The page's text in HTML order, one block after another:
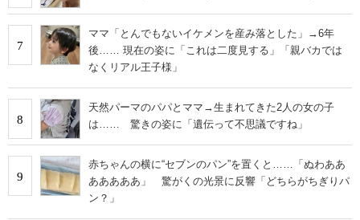
7
ママ「とんでもないイケメンを産み落とした」→6年
後…… 現在の姿に「これは二度見する」「親バカでは
なくリアル王子様」
8
天然パーマのパパとママ→生まれてきた2人の女の子
は…… 驚きの姿に「遺伝って不思議ですね」
9
赤ちゃんの横に“セブンのパン”を置くと……「ぬわああ
あああああ」 驚がくの光景に反響「どちらがちぎりパ
ン？」